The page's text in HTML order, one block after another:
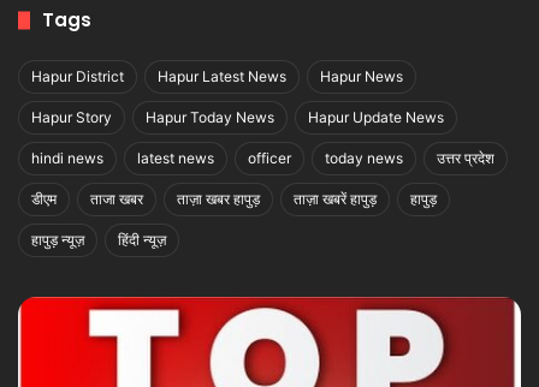
Tags
Hapur District Hapur Latest News Hapur News
Hapur Story Hapur Today News Hapur Update News
hindi news latest news officer today news उत्तर प्रदेश
डीएम ताजा खबर ताज़ा खबर हापुड़ ताज़ा खबरें हापुड़ हापुड़
हापुड़ न्यूज़ हिंदी न्यूज़